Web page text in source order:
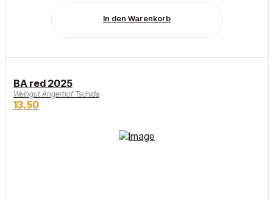
In den Warenkorb
BA red 2025
Weingut Angerhof Tschida
13,50